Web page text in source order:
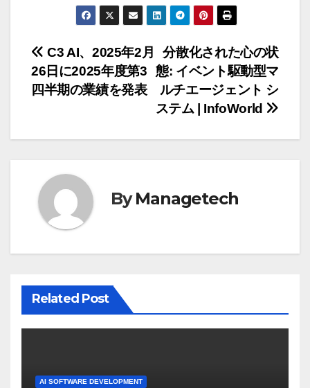
投
稿
ビ
ゲ
ー
シ
ョ
ン
分散化された心の状
態: イベント駆動型マ
ルチエージェント シ
ステム | InfoWorld
C3 AI、2025年2月
26日に2025年度第3
四半期の業績を発表
ByManagetech
Related Post
AI SOFTWARE DEVELOPMENT